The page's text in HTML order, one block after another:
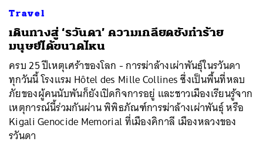
Travel
เดินทางสู่ ‘รวันดา’ ความเกลียดชังทำร้าย
มนุษย์ได้ขนาดไหน
ครบ 25 ปีเหตุเศร้าของโลก - การฆ่าล้างเผ่าพันธุ์ในรวันดา
ทุกวันนี้ โรงแรม Hôtel des Mille Collines ซึ่งเป็นพื้นที่หลบ
ภัยของผู้คนนับพันก็ยังเปิดกิจการอยู่ และชาวเมืองเรียนรู้จาก
เหตุการณ์นี้ร่วมกันผ่าน พิพิธภัณฑ์การฆ่าล้างเผ่าพันธุ์ หรือ
Kigali Genocide Memorial ที่เมืองคิกาลี เมืองหลวงของ
รวันดา